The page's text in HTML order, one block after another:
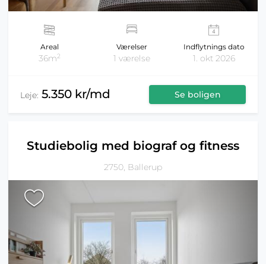
Areal
36m2
Værelser
1 værelse
Indflytnings dato
1. okt 2026
Leje: 5.350 kr/md Se boligen
Studiebolig med biograf og fitness
2750, Ballerup